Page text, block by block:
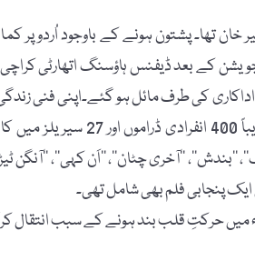
تھا۔ پشتون ہونے کے باوجود اُردو پر
کے بعد ڈیفنس ہاؤسنگ اتھارٹی
کی طرف مائل ہو گئے۔اپنی فنی
اس کے بعد تقریباً 400
’’بندش‘‘، ’’آخری چٹان‘‘، ’’اَن کہی‘‘،
پنجابی فلم بھی شامل تھی۔